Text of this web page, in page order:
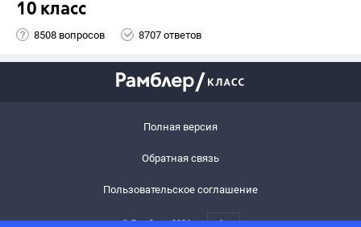
10 класс
8508 вопросов 8707 ответов
Полная версия
Обратная связь
Пользовательское соглашение
© Рамблер,2026 6+